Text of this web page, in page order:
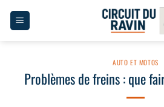
AUTO ET MOTOS
Problèmes de freins : que